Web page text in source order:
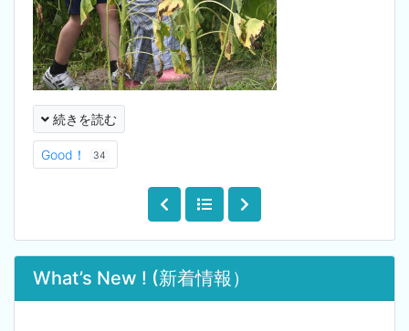
続きを読む
Good！ 34
What’s New ! (新着情報）